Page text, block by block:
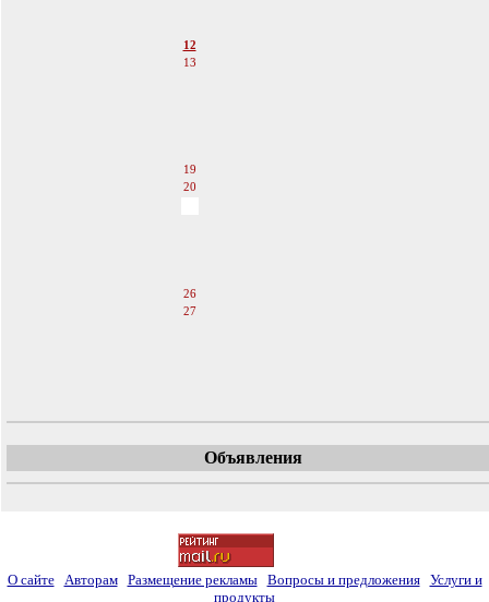
12
13
19
20
26
27
Объявления
О сайте Авторам Размещение рекламы Вопросы и предложения
Услуги и
продукты